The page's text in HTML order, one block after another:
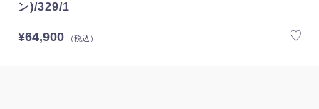
ン)/329/1
¥64,900（税込）